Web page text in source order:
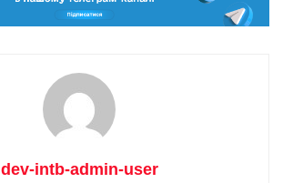
dev-intb-admin-user